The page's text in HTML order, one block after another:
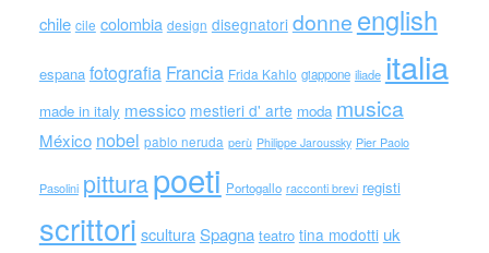
chile cile colombia design disegnatori donne english
espana fotografia Francia Frida Kahlo giappone iliade italia
made in italy messico mestieri d' arte moda musica
México nobel pablo neruda perù Philippe Jaroussky Pier Paolo
Pasolini pitturapoeti Portogallo racconti brevi registi
scrittori scultura Spagna teatro tina modotti uk